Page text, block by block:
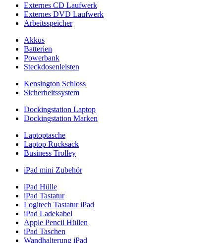
Externes CD Laufwerk
Externes DVD Laufwerk
Arbeitsspeicher
Akkus
Batterien
Powerbank
Steckdosenleisten
Kensington Schloss
Sicherheitssystem
Dockingstation Laptop
Dockingstation Marken
Laptoptasche
Laptop Rucksack
Business Trolley
iPad mini Zubehör
iPad Hülle
iPad Tastatur
Logitech Tastatur iPad
iPad Ladekabel
Apple Pencil Hüllen
iPad Taschen
Wandhalterung iPad